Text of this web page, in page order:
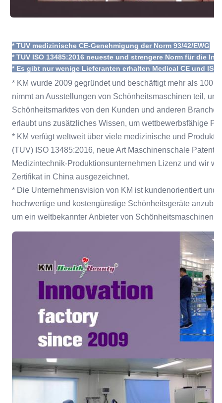
* TUV medizinische CE-Genehmigung der Norm 93/42/EWG
* TUV ISO 13485:2016 neueste und strengere Norm für die
* Es gibt nur wenige Lieferanten erhalten Medical CE und
* KM wurde 2009 gegründet und beschäftigt mehr als 100
nimmt an Ausstellungen von Schönheitsmaschinen teil,
Schönheitsmarktes von den Kunden und anderen
erlaubt uns zusätzliches Wissen, um wettbewerbsfähige
* KM verfügt weltweit über viele medizinische und
(TUV) ISO 13485:2016, neue Art Maschinenschale
Medizintechnik-Produktionsunternehmen Lizenz und wir
Zertifikat in China ausgezeichnet.
* Die Unternehmensvision von KM ist kundenorientiert
hochwertige und kostengünstige Schönheitsgeräte
um ein weltbekannter Anbieter von Schönheitsmaschinen